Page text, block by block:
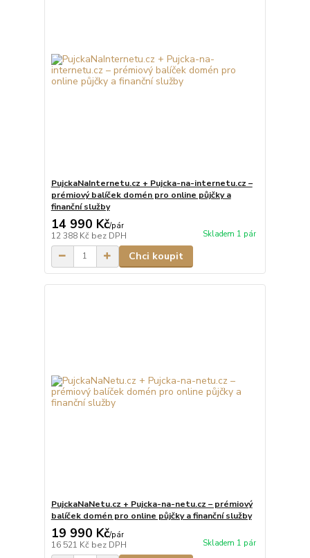
PujckaNaInternetu.cz + Pujcka-na-internetu.cz –
prémiový balíček domén pro online půjčky a
finanční služby
14 990 Kč/pár
12 388 Kč bez DPH Skladem 1 pár
Chci koupit
PujckaNaNetu.cz + Pujcka-na-netu.cz – prémiový
balíček domén pro online půjčky a finanční služby
19 990 Kč/pár
16 521 Kč bez DPH Skladem 1 pár